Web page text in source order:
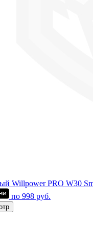
Willpower PRO W30
по 998 руб.